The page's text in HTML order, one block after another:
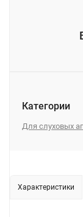
Категории
Для слуховых
Характеристики